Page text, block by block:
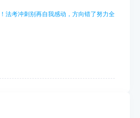
法考冲刺别再自我感动，方向错了努力全